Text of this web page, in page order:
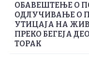
ОБАВЕШТЕЊЕ О
ОДЛУЧИВАЊЕ О
УТИЦАЈА НА
ПРЕКО БЕГЕЈА
ТОРАК